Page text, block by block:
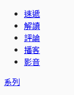
速遞
解讀
評論
播客
影音
系列